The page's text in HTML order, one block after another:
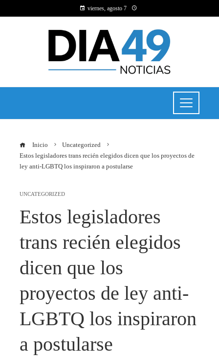
viernes, agosto 7
Inicio
Uncategorized
Estos legisladores trans recién elegidos dicen que los proyectos de
ley anti-LGBTQ los inspiraron a postularse
UNCATEGORIZED
Estos legisladores
trans recién elegidos
dicen que los
proyectos de ley anti-
LGBTQ los inspiraron
a postularse